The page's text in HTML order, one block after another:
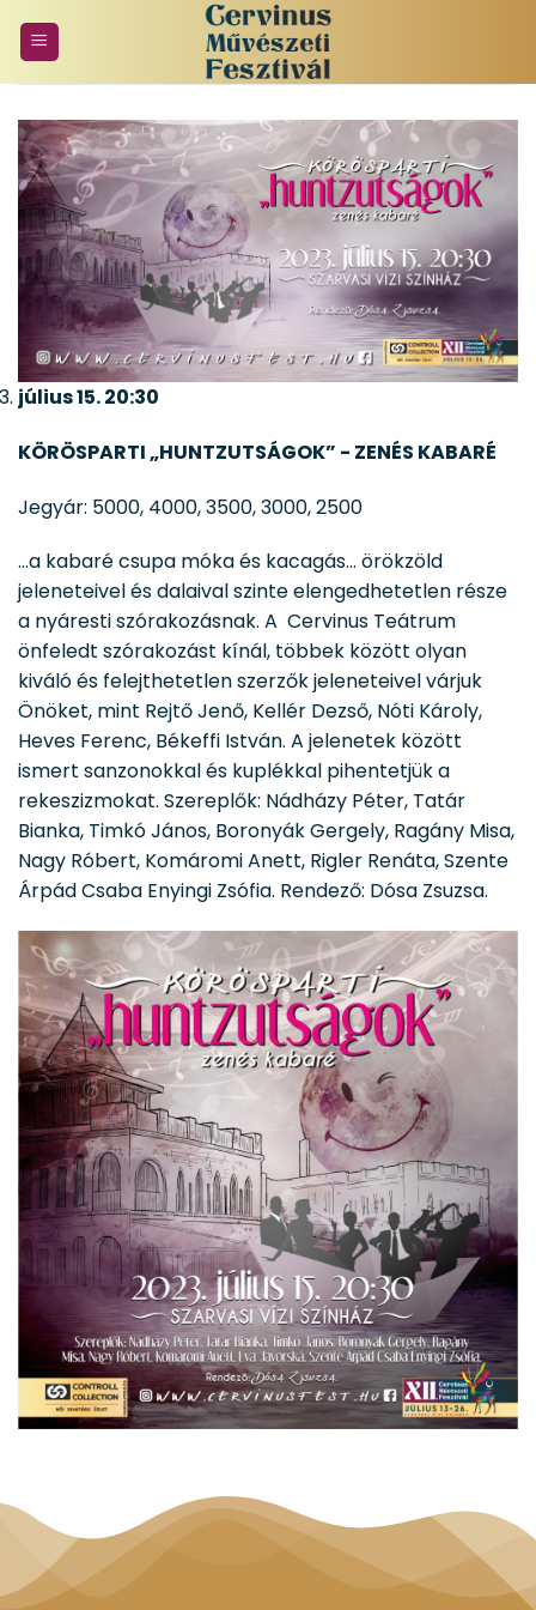
július 15. 20:30
KÖRÖSPARTI „HUNTZUTSÁGOK” - ZENÉS KABARÉ
Jegyár: 5000, 4000, 3500, 3000, 2500
…a kabaré csupa móka és kacagás… örökzöld
jeleneteivel és dalaival szinte elengedhetetlen része
a nyáresti szórakozásnak. A Cervinus Teátrum
önfeledt szórakozást kínál, többek között olyan
kiváló és felejthetetlen szerzők jeleneteivel várjuk
Önöket, mint Rejtő Jenő, Kellér Dezső, Nóti Károly,
Heves Ferenc, Békeffi István. A jelenetek között
ismert sanzonokkal és kuplékkal pihentetjük a
rekeszizmokat. Szereplők: Nádházy Péter, Tatár
Bianka, Timkó János, Boronyák Gergely, Ragány Misa,
Nagy Róbert, Komáromi Anett, Rigler Renáta, Szente
Árpád Csaba Enyingi Zsófia. Rendező: Dósa Zsuzsa.